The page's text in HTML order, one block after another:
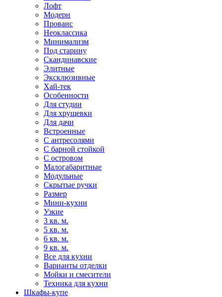
Лофт
Модерн
Прованс
Неоклассика
Минимализм
Под старину
Скандинавские
Элитные
Эксклюзивные
Хай-тек
Особенности
Для студии
Для хрущевки
Для дачи
Встроенные
С антресолями
С барной стойкой
С островом
Малогабаритные
Модульные
Скрытые ручки
Размер
Мини-кухни
Узкие
3 кв. м.
5 кв. м.
6 кв. м.
9 кв. м.
Все для кухни
Варианты отделки
Мойки и смесители
Техника для кухни
Шкафы-купе